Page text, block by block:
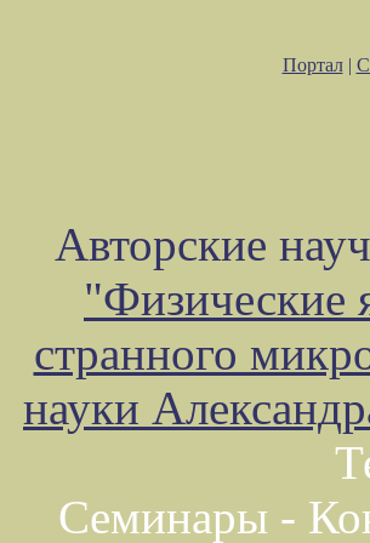
Портал|
Авторские
"Физические
странного
науки
Семинары -